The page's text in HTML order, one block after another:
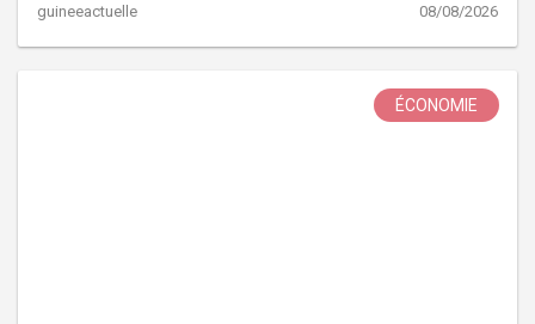
guineeactuelle 08/08/2026
ÉCONOMIE